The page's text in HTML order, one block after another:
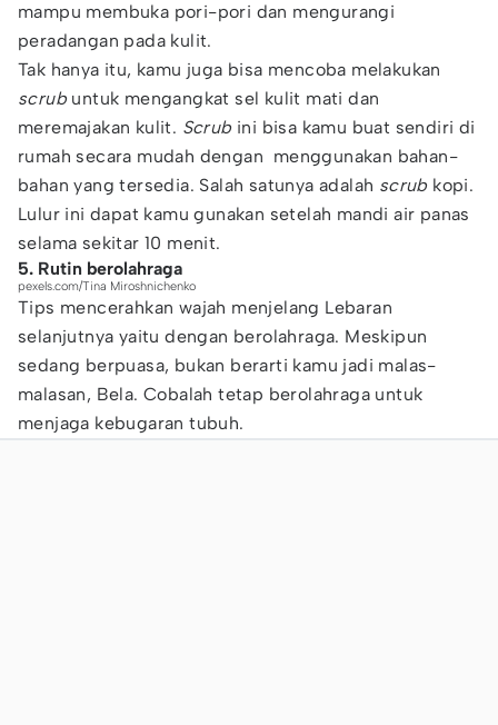
mampu membuka pori-pori dan mengurangi
peradangan pada kulit.
Tak hanya itu, kamu juga bisa mencoba melakukan
scrubuntuk mengangkat sel kulit mati dan
meremajakan kulit. Scrubini bisa kamu buat sendiri di
rumah secara mudah dengan menggunakan bahan-
bahan yang tersedia. Salah satunya adalah scrubkopi.
Lulur ini dapat kamu gunakan setelah mandi air panas
selama sekitar 10 menit.
5. Rutin berolahraga
pexels.com/Tina Miroshnichenko
Tips mencerahkan wajah menjelang Lebaran
selanjutnya yaitu dengan berolahraga. Meskipun
sedang berpuasa, bukan berarti kamu jadi malas-
malasan, Bela. Cobalah tetap berolahraga untuk
menjaga kebugaran tubuh.